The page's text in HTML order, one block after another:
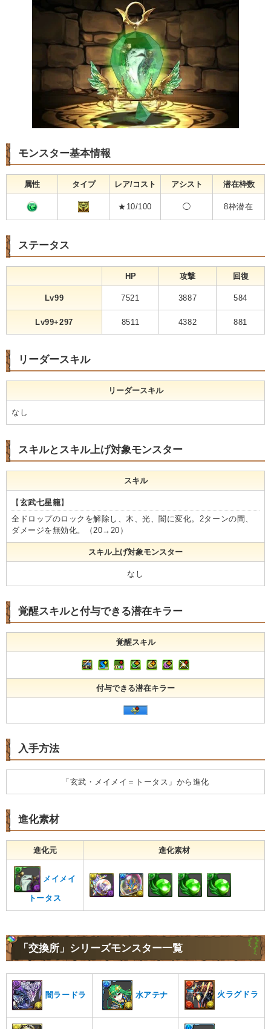
モンスター基本情報
属性 タイプ レア/コスト アシスト 潜在枠数
★10/100 ◯ 8枠潜在
ステータス
HP 攻撃 回復
Lv99 7521 3887 584
Lv99+297 8511 4382 881
リーダースキル
リーダースキル
なし
スキルとスキル上げ対象モンスター
スキル
【玄武七星籠】
全ドロップのロックを解除し、木、光、闇に変化。2ターンの間、
ダメージを無効化。（20→20）
スキル上げ対象モンスター
なし
覚醒スキルと付与できる潜在キラー
覚醒スキル
付与できる潜在キラー
入手方法
「玄武・メイメイ＝トータス」から進化
進化素材
進化元 進化素材
メイメイ
トータス
「交換所」シリーズモンスター一覧
闇ラードラ 水アテナ 火ラグドラ